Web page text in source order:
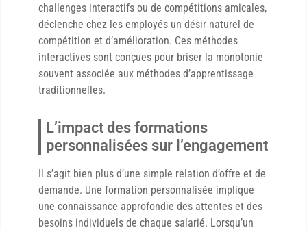
challenges interactifs ou de compétitions amicales,
déclenche chez les employés un désir naturel de
compétition et d’amélioration. Ces méthodes
interactives sont conçues pour briser la monotonie
souvent associée aux méthodes d’apprentissage
traditionnelles.
L’impact des formations
personnalisées sur l’engagement
Il s’agit bien plus d’une simple relation d’offre et de
demande. Une formation personnalisée implique
une connaissance approfondie des attentes et des
besoins individuels de chaque salarié. Lorsqu’un